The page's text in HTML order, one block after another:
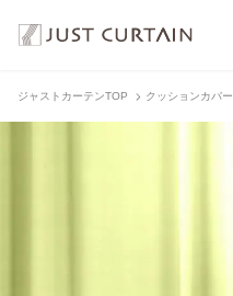
ジャストカーテンTOP クッションカバー